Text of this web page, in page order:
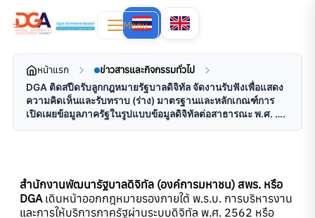
Menu
หน้าแรก ข่าวสารและกิจกรรมทั่วไป
DGA ติดสปีดรับลูกกฎหมายรัฐบาลดิจิทัล จัดงานรับฟังเพื่อแสดง
ความคิดเห็นและรับทราบ (ร่าง) มาตรฐานและหลักเกณฑ์การ
เปิดเผยข้อมูลภาครัฐในรูปแบบข้อมูลดิจิทัลต่อสาธารณะ พ.ศ. ….
สำนักงานพัฒนารัฐบาลดิจิทัล (องค์การมหาชน) สพร. หรือ
DGAเดินหน้าออกกฎหมายรองภายใต้ พ.ร.บ. การบริหารงาน
และการให้บริการภาครัฐผ่านระบบดิจิทัล พ.ศ. 2562 หรือ